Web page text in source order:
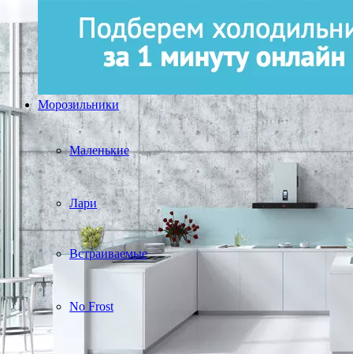
Морозильники
Маленькие
Лари
Встраиваемые
No Frost